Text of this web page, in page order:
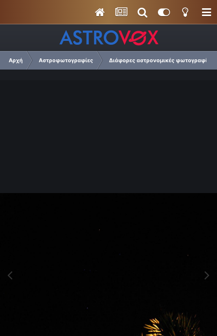
Αρχή Αστροφωτογραφίες Διάφορες αστρονομικές φωτογραφίες